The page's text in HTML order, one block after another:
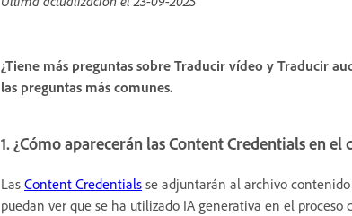
¿Tiene más preguntas sobre Traducir vídeo y Traducir
las preguntas más comunes.
1. ¿Cómo aparecerán las Content Credentials en
Las Content Credentials se adjuntarán al archivo
puedan ver que se ha utilizado IA generativa en el proceso